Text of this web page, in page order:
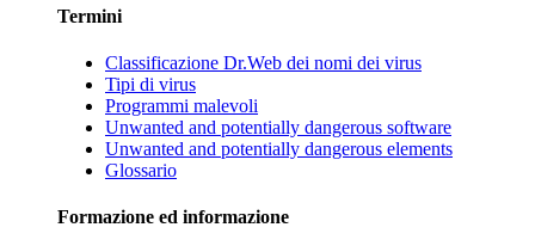
Termini
Classificazione Dr.Web dei nomi dei virus
Tipi di virus
Programmi malevoli
Unwanted and potentially dangerous software
Unwanted and potentially dangerous elements
Glossario
Formazione ed informazione